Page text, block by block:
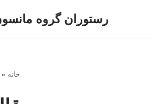
رستوران گروه
خانه »